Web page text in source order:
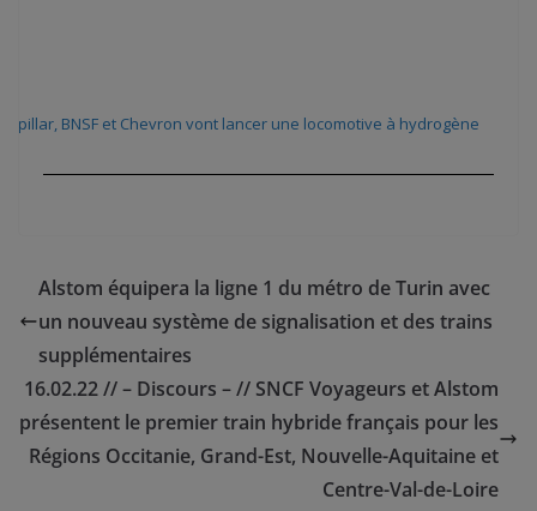
BNSF et Chevron vont lancer une locomotive à hydrogène
Alstom équipera la ligne 1 du métro de Turin avec
un nouveau système de signalisation et des trains
supplémentaires
16.02.22 // – Discours – // SNCF Voyageurs et Alstom
présentent le premier train hybride français pour les
Régions Occitanie, Grand-Est, Nouvelle-Aquitaine et
Centre-Val-de-Loire